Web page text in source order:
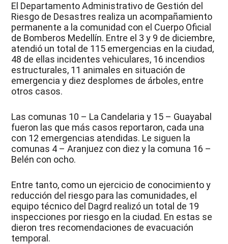
El Departamento Administrativo de Gestión del
Riesgo de Desastres realiza un acompañamiento
permanente a la comunidad con el Cuerpo Oficial
de Bomberos Medellín. Entre el 3 y 9 de diciembre,
atendió un total de 115 emergencias en la ciudad,
48 de ellas incidentes vehiculares, 16 incendios
estructurales, 11 animales en situación de
emergencia y diez desplomes de árboles, entre
otros casos.
Las comunas 10 – La Candelaria y 15 – Guayabal
fueron las que más casos reportaron, cada una
con 12 emergencias atendidas. Le siguen la
comunas 4 – Aranjuez con diez y la comuna 16 –
Belén con ocho.
Entre tanto, como un ejercicio de conocimiento y
reducción del riesgo para las comunidades, el
equipo técnico del Dagrd realizó un total de 19
inspecciones por riesgo en la ciudad. En estas se
dieron tres recomendaciones de evacuación
temporal.